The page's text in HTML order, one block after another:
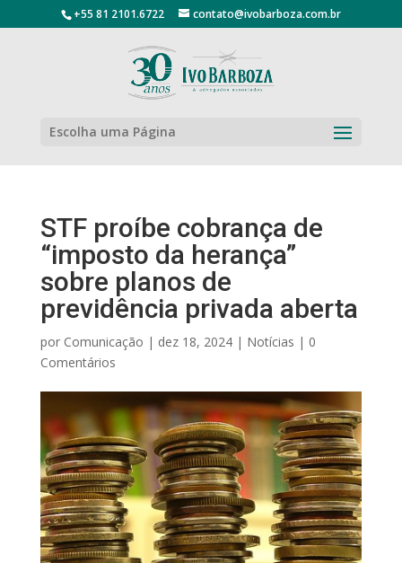
+55 81 2101.6722 contato@ivobarboza.com.br
Escolha uma Página
STF proíbe cobrança de
“imposto da herança”
sobre planos de
previdência privada aberta
por Comunicação | dez 18, 2024| Notícias | 0
Comentários